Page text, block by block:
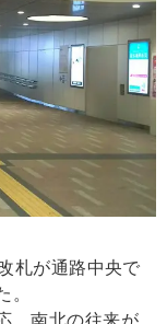
札が通路中央で
。
、南北の往来が